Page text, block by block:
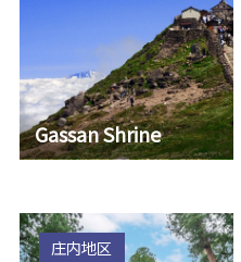
Gassan Shrine
庄内地区